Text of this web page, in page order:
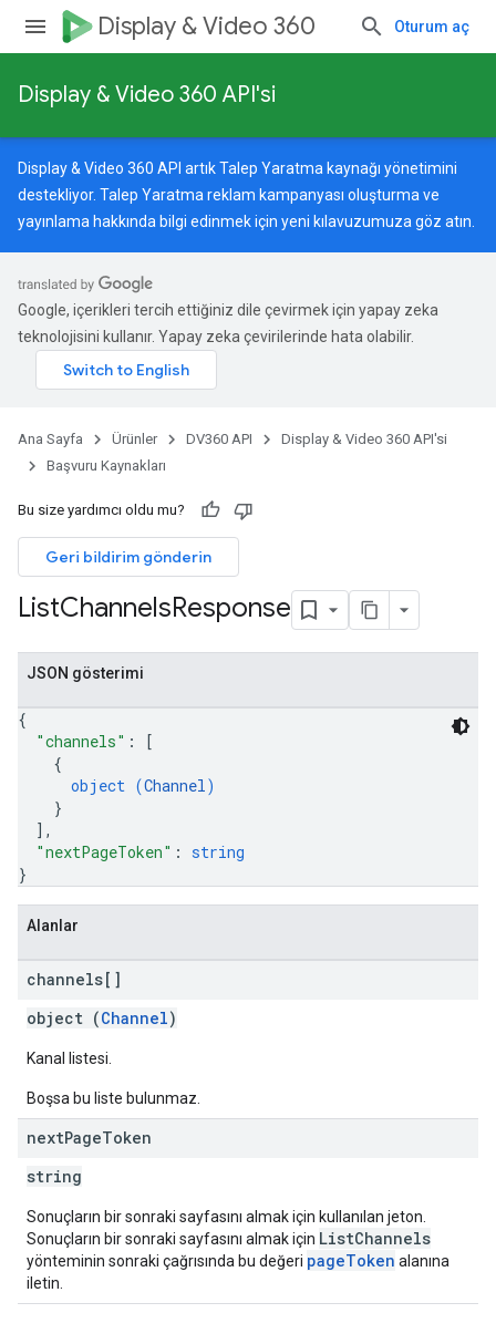
Display & Video 360 Oturum aç
Display & Video 360 API'si
Display & Video 360 API artık Talep Yaratma kaynağı yönetimini
destekliyor. Talep Yaratma reklam kampanyası oluşturma ve
yayınlama hakkında bilgi edinmek için yeni kılavuzumuza göz atın.
Google, içerikleri tercih ettiğiniz dile çevirmek için yapay zeka
teknolojisini kullanır. Yapay zeka çevirilerinde hata olabilir.
Ana Sayfa Ürünler DV360 API
Display & Video 360 API'si
Başvuru Kaynakları
Bu size yardımcı oldu mu?
Geri bildirim gönderin
ListChannelsResponse
JSON gösterimi
{
"channels" :
[
{
object (Channel)
}
] ,
"nextPageToken" : string
}
Alanlar
channels[]
object (Channel)
Kanal listesi.
Boşsa bu liste bulunmaz.
nextPageToken
string
Sonuçların bir sonraki sayfasını almak için kullanılan jeton.
Sonuçların bir sonraki sayfasını almak için ListChannels
yönteminin sonraki çağrısında bu değeri pageToken alanına
iletin.